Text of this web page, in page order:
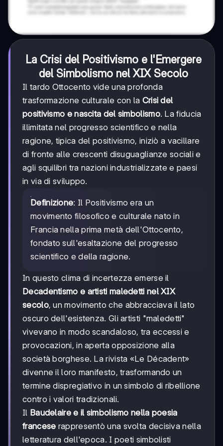
La Crisi del Positivismo e l'Emergere
del Simbolismo nel XIX Secolo
Il tardo Ottocento vide una profonda
trasformazione culturale con la Crisi del
positivismo e nascita del simbolismo. La fiducia
illimitata nel progresso scientifico e nella
ragione, tipica del positivismo, iniziò a vacillare
di fronte alle crescenti disuguaglianze sociali e
agli squilibri tra nazioni industrializzate e paesi
in via di sviluppo.
Definizione: Il Positivismo era un
movimento filosofico e culturale nato in
Francia nella prima metà dell'Ottocento,
fondato sull'esaltazione del progresso
scientifico e della ragione.
In questo clima di incertezza emerse il
Decadentismo e artisti maledetti nel XIX
secolo, un movimento che abbracciava il lato
oscuro dell'esistenza. Gli artisti "maledetti"
vivevano in modo scandaloso, tra eccessi e
provocazioni, in aperta opposizione alla
società borghese. La rivista «Le Décadent»
divenne il loro manifesto, trasformando un
termine dispregiativo in un simbolo di ribellione
contro i valori tradizionali.
Il Baudelaire e il simbolismo nella poesia
francese rappresentò una svolta decisiva nella
letteratura dell'epoca. I poeti simbolisti